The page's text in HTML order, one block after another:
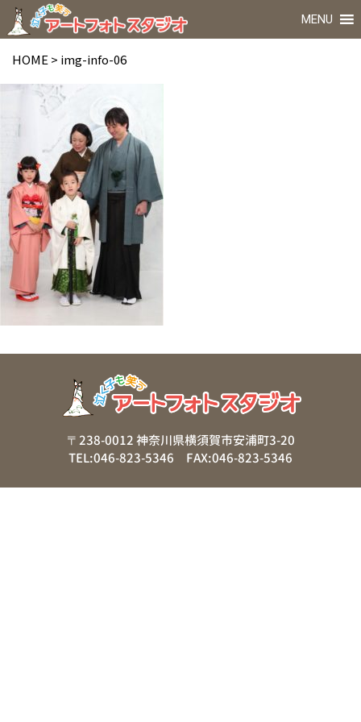
MENU
HOME > img-info-06
〒238-0012 神奈川県横須賀市安浦町3-20
TEL:046-823-5346 FAX:046-823-5346